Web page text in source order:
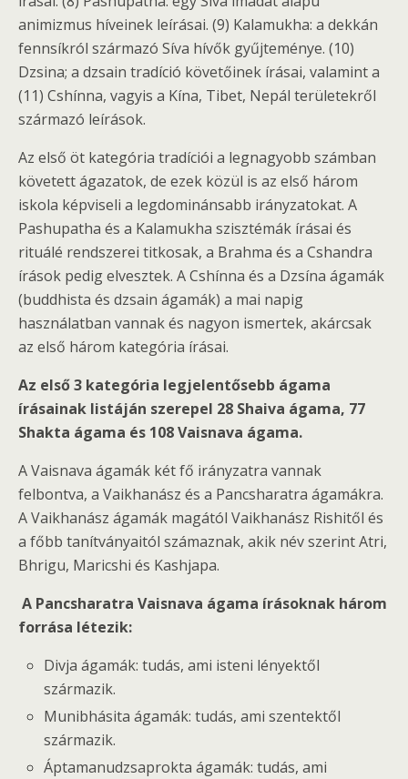
animizmus híveinek leírásai. (9) Kalamukha: a dekkán
fennsíkról származó Síva hívők gyűjteménye. (10)
Dzsina; a dzsain tradíció követőinek írásai, valamint a
(11) Cshínna, vagyis a Kína, Tibet, Nepál területekről
származó leírások.
Az első öt kategória tradíciói a legnagyobb számban
követett ágazatok, de ezek közül is az első három
iskola képviseli a legdominánsabb irányzatokat. A
Pashupatha és a Kalamukha szisztémák írásai és
rituálé rendszerei titkosak, a Brahma és a Cshandra
írások pedig elvesztek. A Cshínna és a Dzsína ágamák
(buddhista és dzsain ágamák) a mai napig
használatban vannak és nagyon ismertek, akárcsak
az első három kategória írásai.
Az első 3 kategória legjelentősebb ágama
írásainak listáján szerepel 28 Shaiva ágama, 77
Shakta ágama és 108 Vaisnava ágama.
A Vaisnava ágamák két fő irányzatra vannak
felbontva, a Vaikhanász és a Pancsharatra ágamákra.
A Vaikhanász ágamák magától Vaikhanász Rishitől és
a főbb tanítványaitól számaznak, akik név szerint Atri,
Bhrigu, Maricshi és Kashjapa.
A Pancsharatra Vaisnava ágama írásoknak három
forrása létezik:
Divja ágamák: tudás, ami isteni lényektől
származik.
Munibhásita ágamák: tudás, ami szentektől
származik.
Áptamanudzsaprokta ágamák: tudás, ami